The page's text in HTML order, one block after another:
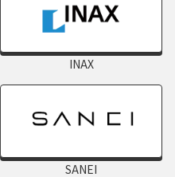
INAX
SANEI